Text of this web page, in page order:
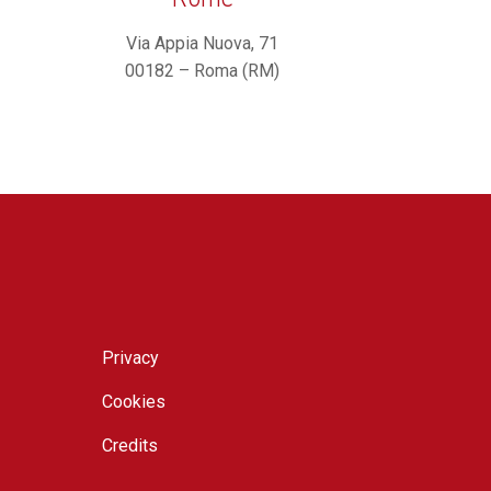
Via Appia Nuova, 71
00182 – Roma (RM)
Privacy
Cookies
Credits